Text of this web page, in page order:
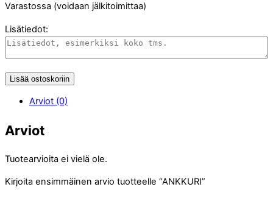
Varastossa (voidaan jälkitoimittaa)
Lisätiedot:
Lisää ostoskoriin
Arviot (0)
Arviot
Tuotearvioita ei vielä ole.
Kirjoita ensimmäinen arvio tuotteelle “ANKKURI”